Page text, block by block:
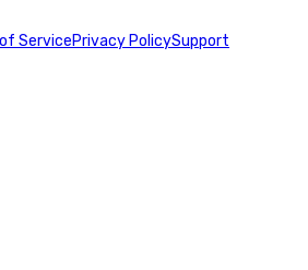
ServicePrivacy PolicySupport